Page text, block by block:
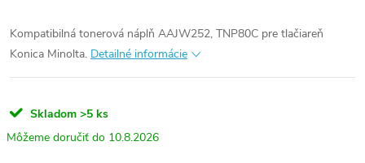
Kompatibilná tonerová náplň AAJW252, TNP80C pre tlačiareň
Konica Minolta. Detailné informácie
Skladom >5 ks
10.8.2026